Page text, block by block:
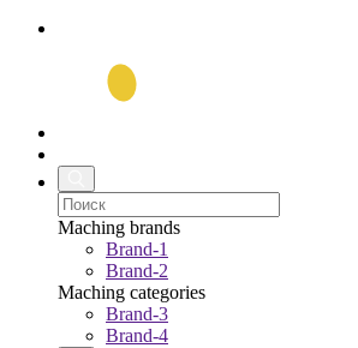
Maching brands
Brand-1
Brand-2
Maching categories
Brand-3
Brand-4